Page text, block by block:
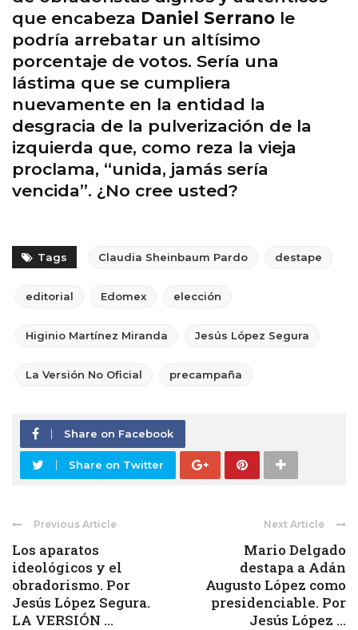
que encabeza Daniel Serrano le
podría arrebatar un altísimo
porcentaje de votos. Sería una
lástima que se cumpliera
nuevamente en la entidad la
desgracia de la pulverización de la
izquierda que, como reza la vieja
proclama, “unida, jamás sería
vencida”. ¿No cree usted?
Tags Claudia Sheinbaum Pardo destape
editorial Edomex elección
Higinio Martínez Miranda Jesús López Segura
La Versión No Oficial precampaña
Share on Facebook
Share on Twitter
Previous Article
Los aparatos
ideológicos y el
obradorismo. Por
Jesús López Segura.
LA VERSIÓN ...
Next Article
Mario Delgado
destapa a Adán
Augusto López como
presidenciable. Por
Jesús López ...